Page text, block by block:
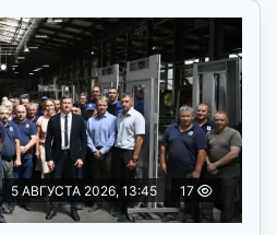
5 АВГУСТА 2026, 13:45 17